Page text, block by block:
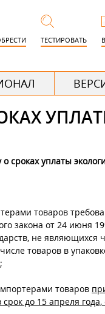
к
ТЕСТИРОВАТЬ
уплаты
товаров
закона от 24 июня
не
товаров в
;
товаров
срок до 15 апреля